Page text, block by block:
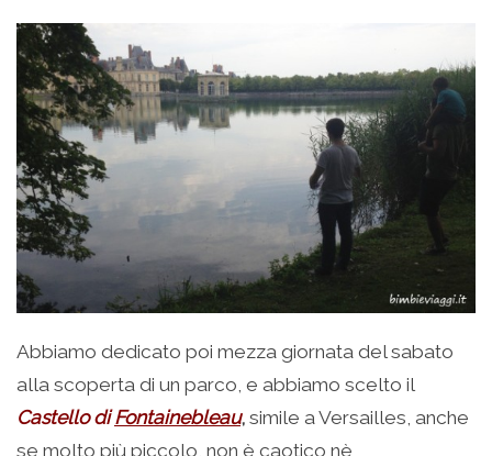
Abbiamo dedicato poi mezza giornata del sabato
alla scoperta di un parco, e abbiamo scelto il
Castello diFontainebleau, simile a Versailles, anche
se molto più piccolo, non è caotico nè